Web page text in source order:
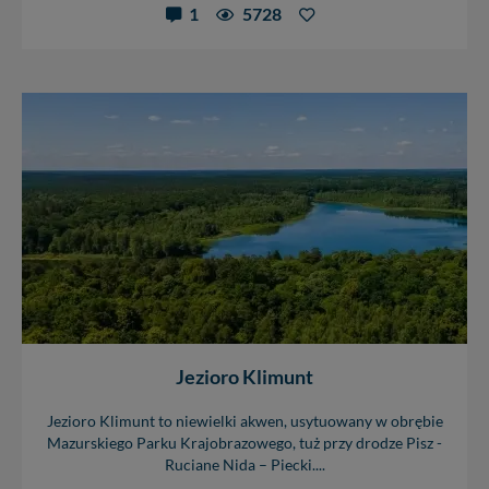
1 5728
Jezioro Klimunt
Jezioro Klimunt to niewielki akwen, usytuowany w obrębie
Mazurskiego Parku Krajobrazowego, tuż przy drodze Pisz -
Ruciane Nida – Piecki....
danych, zażądać ich poprawienia lub usunięcia,
cookies. Twoja przeglądarka umożliwia Ci skasowanie
tych plików - w pewnych przypadkach nie możemy tego
Dziękujemy, i życzmy miłego odkrywania Mazur na
nowo...